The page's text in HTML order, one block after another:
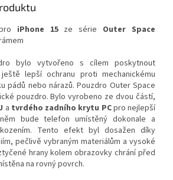
iPhone 15 ze série Outer Space
bylo vytvořeno s cílem poskytnout
lepší ochranu proti mechanickému
pádů nebo nárazů. Pouzdro Outer Space
pouzdro. Bylo vyrobeno ze dvou částí,
a tvrdého zadního krytu PCpro nejlepší
bude telefon umístěný dokonale a
Tento efekt byl dosažen díky
pečlivě vybraným materiálům a vysoké
hrany kolem obrazovky chrání před
na rovný povrch.